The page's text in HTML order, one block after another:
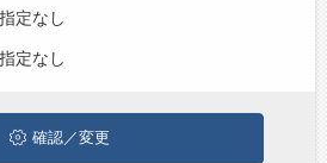
クリフト･梱包のアルバイト・パートの
る方は、ぜひ興味のある職種に応募し
定なし
定なし
確認／変更